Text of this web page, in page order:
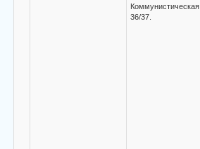
Коммунистическая
36/37.